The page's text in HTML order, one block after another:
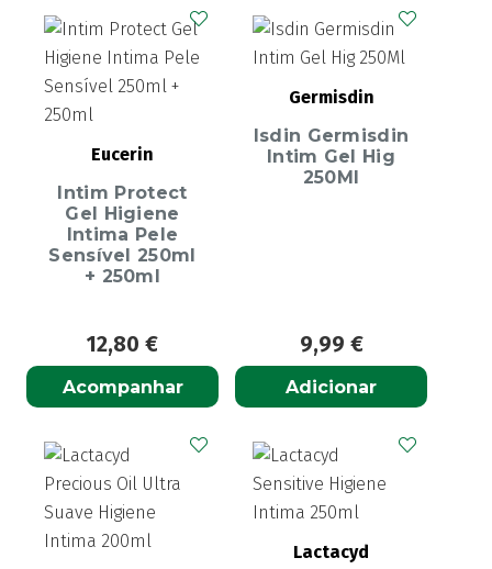
Eucerin
Intim Protect
Gel Higiene
Intima Pele
Sensível 250ml
+ 250ml
12,80 €
Acompanhar
Germisdin
Isdin Germisdin
Intim Gel Hig
250Ml
9,99 €
Adicionar
Lactacyd